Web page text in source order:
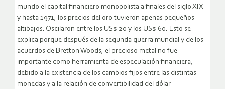
mundo el capital financiero monopolista a finales del siglo XIX
y hasta 1971, los precios del oro tuvieron apenas pequeños
altibajos. Oscilaron entre los US$ 20 y los US$ 60. Esto se
explica porque después de la segunda guerra mundial y de los
acuerdos de Bretton Woods, el precioso metal no fue
importante como herramienta de especulación financiera,
debido a la existencia de los cambios fijos entre las distintas
monedas y a la relación de convertibilidad del dólar